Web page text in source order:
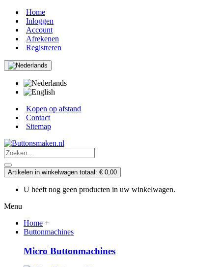
Home
Inloggen
Account
Afrekenen
Registreren
Kopen op afstand
Contact
Sitemap
Artikelen in winkelwagen totaal: € 0,00
U heeft nog geen producten in uw winkelwagen.
Menu
Home +
Buttonmachines
Micro Buttonmachines